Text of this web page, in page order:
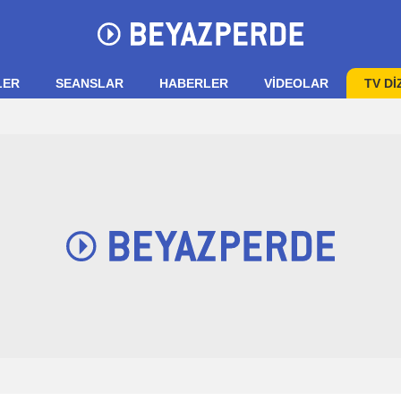
SEANSLAR HABERLER VIDEOLAR TV